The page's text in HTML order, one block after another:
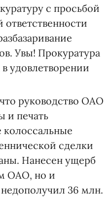
с просьбой
ответственности
Увы! Прокуратура
удовлетворении
руководство ОАО
и печать
колоссальные
сделки
Нанесен ущерб
ОАО, но и
36 млн.